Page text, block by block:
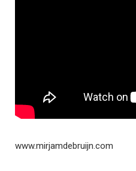
www.mirjamdebruijn.com